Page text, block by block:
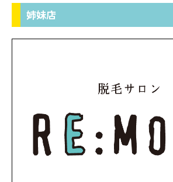
姉妹店